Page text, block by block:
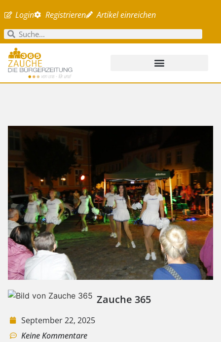
Login Registrieren Artikel einreichen
Zauche 365
September 22, 2025
Keine Kommentare